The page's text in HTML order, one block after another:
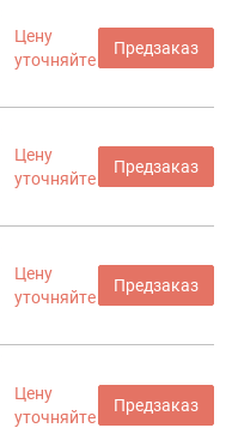
Цену
уточняйте
Предзаказ
Цену
уточняйте
Предзаказ
Цену
уточняйте
Предзаказ
Цену
уточняйте
Предзаказ